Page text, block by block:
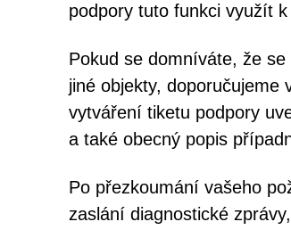
podpory tuto funkci využít
Pokud se domníváte, že
jiné objekty,
vytváření tiketu podpory
a také obecný popis
Po přezkoumání vašeho
zaslání diagnostické